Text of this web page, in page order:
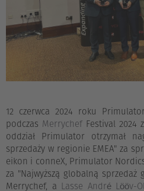
12 czerwca 2024 roku
podczas Merrychef Festival 2024
oddział Primulator otrzymał
sprzedaży w regionie EMEA" za
eikon i conneX, Primulator
za "Najwyższą globalną
Merrychef, a Lasse André Lööv-